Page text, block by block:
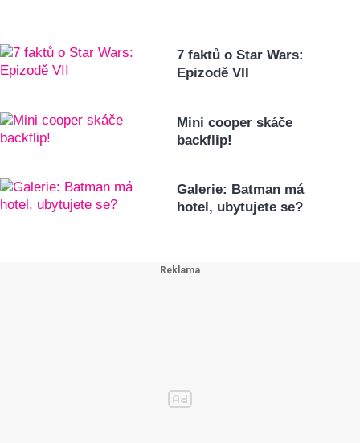
7 faktů o Star Wars:
Epizodě VII
Mini cooper skáče
backflip!
Galerie: Batman má
hotel, ubytujete se?